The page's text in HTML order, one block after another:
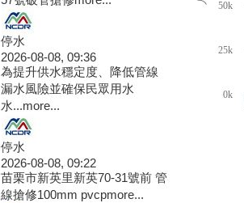
停水
2026-08-08, 09:36
為提升供水穩定度、降低管線
漏水風險並確保民眾用水
水...more...
停水
2026-08-08, 09:22
苗栗市新英里新英70-31號前 管
線搶修100mm pvcpmore...
0k
25k
50k